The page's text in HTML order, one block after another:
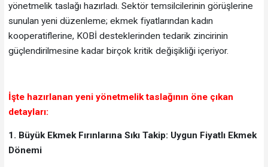
yönetmelik taslağı hazırladı. Sektör temsilcilerinin görüşlerine
sunulan yeni düzenleme; ekmek fiyatlarından kadın
kooperatiflerine, KOBİ desteklerinden tedarik zincirinin
güçlendirilmesine kadar birçok kritik değişikliği içeriyor.
İşte hazırlanan yeni yönetmelik taslağının öne çıkan
detayları:
1. Büyük Ekmek Fırınlarına Sıkı Takip: Uygun Fiyatlı Ekmek
Dönemi